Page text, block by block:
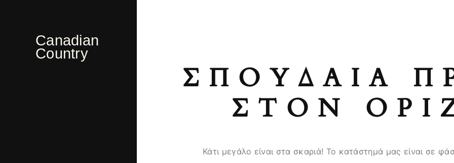
Canadian
Country
ΣΠΟΥΔΑΊΑ
ΣΤΟΝ
Κάτι μεγάλο είναι στα σκαριά! Το κατάστημά μας είναι σε